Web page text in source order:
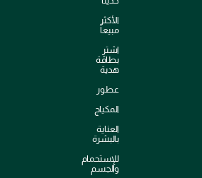
الأكثر
مبيعاً
اشترِ
بطاقة
هدية
عطور
المكياج
العناية
بالبشرة
للإستحمام
والجسم